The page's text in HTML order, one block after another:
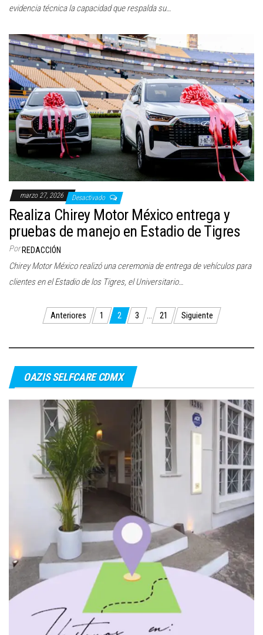
evidencia técnica la capacidad que respalda su…
marzo 27, 2026 Desactivado
Realiza Chirey Motor México entrega y
pruebas de manejo en Estadio de Tigres
Por REDACCIÓN
Chirey Motor México realizó una ceremonia de entrega de vehículos para
clientes en el Estadio de los Tigres, el Universitario…
Paginación
Anteriores 1 2 3 … 21 Siguiente
OAZIS SELFCARE CDMX